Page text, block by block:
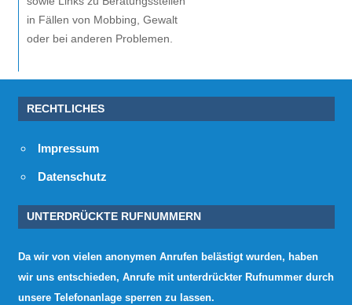
in Fällen von Mobbing, Gewalt
oder bei anderen Problemen.
RECHTLICHES
Impressum
Datenschutz
UNTERDRÜCKTE RUFNUMMERN
Da wir von vielen anonymen Anrufen belästigt wurden, haben
wir uns entschieden, Anrufe mit unterdrückter Rufnummer durch
unsere Telefonanlage sperren zu lassen.